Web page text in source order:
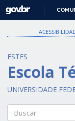
GOVBR
ESTES
Escola
UNIVERSIDADE